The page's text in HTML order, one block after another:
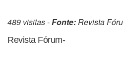
489 visitas -Fonte:Revista
Revista Fórum-